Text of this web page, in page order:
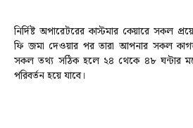
নির্দিষ্ট অপারেটরের কাস্টমার কেয়ারে সকল
ফি জমা দেওয়ার পর তারা আপনার সকল
সকল তথ্য সঠিক হলে ২৪ থেকে ৪৮ ঘন্টার
পরিবর্তন হয়ে যাবে।